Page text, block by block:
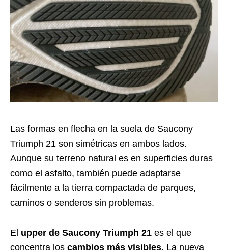
Las formas en flecha en la suela de Saucony
Triumph 21 son simétricas en ambos lados.
Aunque su terreno natural es en superficies duras
como el asfalto, también puede adaptarse
fácilmente a la tierra compactada de parques,
caminos o senderos sin problemas.
El upper de Saucony Triumph 21 es el que
concentra los cambios más visibles. La nueva